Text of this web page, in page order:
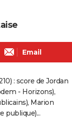
Email
: score de Jordan
- Horizons),
Marion
publique)...